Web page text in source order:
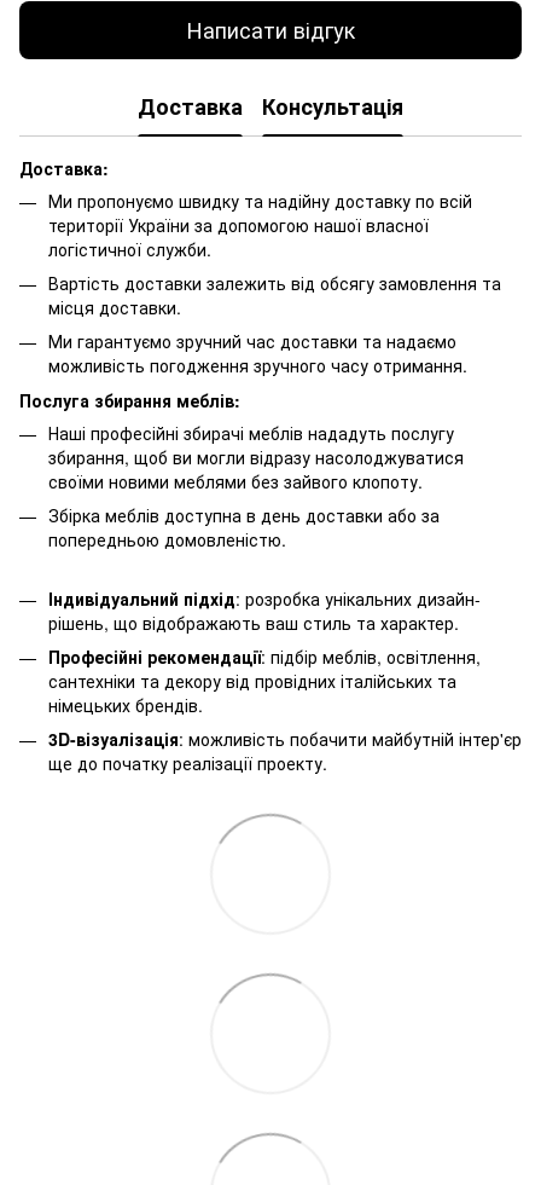
Написати відгук
Доставка Консультація
Доставка:
Ми пропонуємо швидку та надійну доставку по всій
території України за допомогою нашої власної
логістичної служби.
Вартість доставки залежить від обсягу замовлення та
місця доставки.
Ми гарантуємо зручний час доставки та надаємо
можливість погодження зручного часу отримання.
Послуга збирання меблів:
Наші професійні збирачі меблів нададуть послугу
збирання, щоб ви могли відразу насолоджуватися
своїми новими меблями без зайвого клопоту.
Збірка меблів доступна в день доставки або за
попередньою домовленістю.
Індивідуальний підхід: розробка унікальних дизайн-
рішень, що відображають ваш стиль та характер.
Професійні рекомендації: підбір меблів, освітлення,
сантехніки та декору від провідних італійських та
німецьких брендів.
3D-візуалізація: можливість побачити майбутній інтер'єр
ще до початку реалізації проекту.